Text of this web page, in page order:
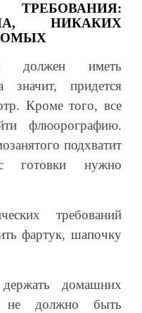
НИКАКИХ
должен иметь
придется
Кроме того, все
флюорографию.
подхватит
готовки нужно
требований
фартук, шапочку
домашних
не должно быть